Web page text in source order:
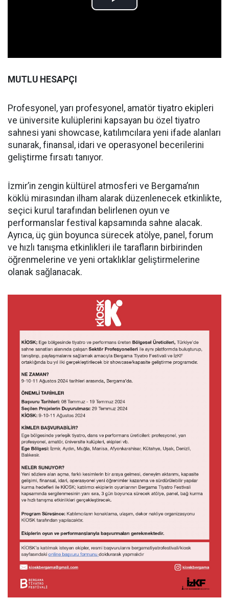
MUTLU HESAPÇI
Profesyonel, yarı profesyonel, amatör tiyatro ekipleri
ve üniversite kulüplerini kapsayan bu özel tiyatro
sahnesi yani showcase, katılımcılara yeni ifade alanları
sunarak, finansal, idari ve operasyonel becerilerini
geliştirme fırsatı tanıyor.
İzmir’in zengin kültürel atmosferi ve Bergama’nın
köklü mirasından ilham alarak düzenlenecek etkinlikte,
seçici kurul tarafından belirlenen oyun ve
performanslar festival kapsamında sahne alacak.
Ayrıca, üç gün boyunca sürecek atölye, panel, forum
ve hızlı tanışma etkinlikleri ile tarafların birbirinden
öğrenmelerine ve yeni ortaklıklar geliştirmelerine
olanak sağlanacak.